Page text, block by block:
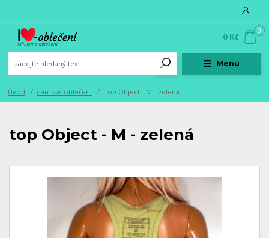
Menu
0
0 Kč
Úvod dámské oblečení top Object - M - zelená
top Object - M - zelená